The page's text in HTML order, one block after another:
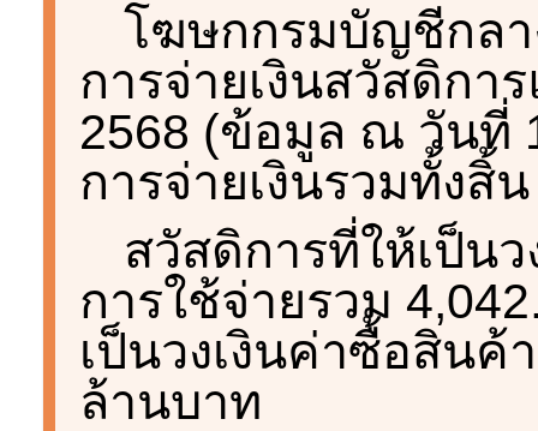
โฆษกกรมบัญชีกลา
การจ่ายเงินสวัสดิกา
2568 (ข้อมูล ณ วันที่
การจ่ายเงินรวมทั้งสิ้
สวัสดิการที่ให้เป็น
การใช้จ่ายรวม
เป็นวงเงินค่าซื้อสินค้
ล้านบาท